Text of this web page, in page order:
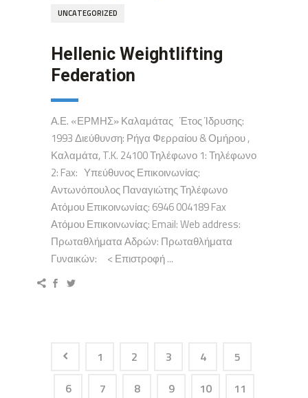
UNCATEGORIZED
Hellenic Weightlifting
Federation
Α.Ε. «ΕΡΜΗΣ» Καλαμάτας Έτος Ίδρυσης:
1993 Διεύθυνση: Ρήγα Φερραίου & Ομήρου ,
Καλαμάτα, T.K. 24100 Τηλέφωνο 1: Τηλέφωνο
2: Fax: Υπεύθυνος Επικοινωνίας:
Αντωνόπουλος Παναγιώτης Τηλέφωνο
Ατόμου Επικοινωνίας: 6946 004189 Fax
Ατόμου Επικοινωνίας: Email: Web address:
Πρωταθλήματα Αδρών: Πρωταθλήματα
Γυναικών: < Επιστροφή ...
1 2 3 4
5
6
7 8 9 10 11